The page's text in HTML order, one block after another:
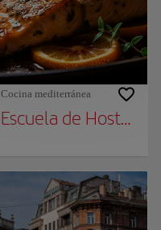
Cocina mediterránea
Escuela de